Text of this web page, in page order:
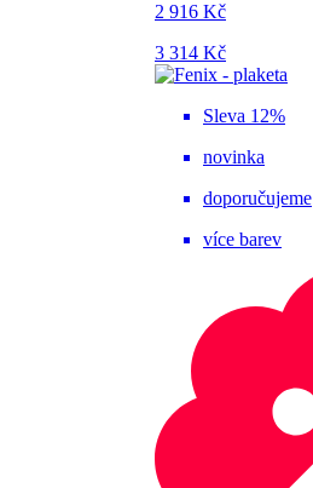
2 916 Kč
3 314 Kč
Sleva 12%
novinka
doporučujeme
více barev